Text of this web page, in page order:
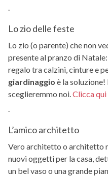
.
Lo zio delle feste
Lo zio (o parente) che non
presente al pranzo di
regalo tra calzini, cinture e
giardinaggio è la
sceglieremmo noi. Clicca qui
.
L’amico architetto
Vero architetto o architetto
nuovi oggetti per la casa,
un bel vaso o una grande